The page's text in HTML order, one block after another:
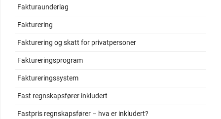
Fakturaunderlag
Fakturering
Fakturering og skatt for privatpersoner
Faktureringsprogram
Faktureringssystem
Fast regnskapsfører inkludert
Fastpris regnskapsfører – hva er inkludert?